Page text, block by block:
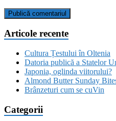
Articole recente
Cultura Țestului în Oltenia
Datoria publică a Statelor
Japonia, oglinda viitorului?
Almond Butter Sunday
Brânzeturi cum se cuVin
Categorii